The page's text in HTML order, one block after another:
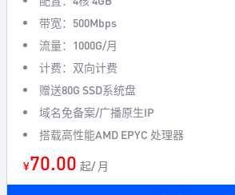
带宽：500Mbps
流量：1000G/月
计费：双向计费
赠送80G SSD系统盘
域名免备案/广播原生IP
搭载高性能AMD EPYC 处理器
¥70.00 起/ 月